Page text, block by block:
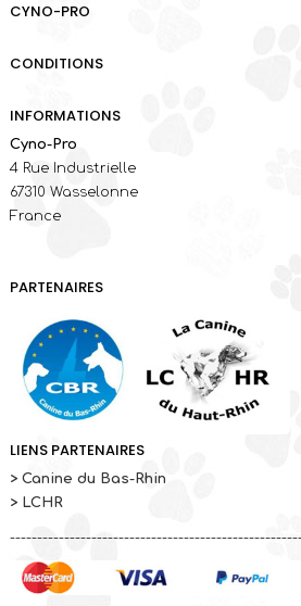
CYNO-PRO
CONDITIONS
INFORMATIONS
Cyno-Pro
4 Rue Industrielle
67310 Wasselonne
France
PARTENAIRES
LIENS PARTENAIRES
> Canine du Bas-Rhin
> LCHR